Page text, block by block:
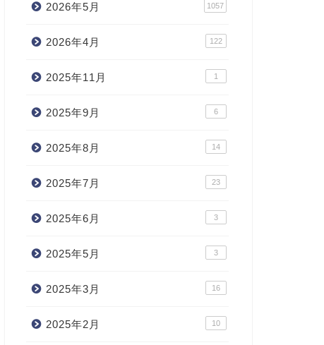
2026年5月 1057
2026年4月 122
2025年11月 1
2025年9月 6
2025年8月 14
2025年7月 23
2025年6月 3
2025年5月 3
2025年3月 16
2025年2月 10